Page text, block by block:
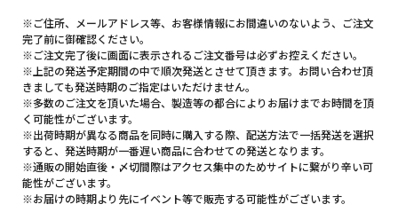
※ご住所、メールアドレス等、お客様情報にお間違いのないよう、ご注文
完了前に御確認ください。
※ご注文完了後に画面に表示されるご注文番号は必ずお控えください。
※上記の発送予定期間の中で順次発送とさせて頂きます。お問い合わせ頂
きましても発送時期のご指定はいただけません。
※多数のご注文を頂いた場合、製造等の都合によりお届けまでお時間を頂
く可能性がございます。
※出荷時期が異なる商品を同時に購入する際、配送方法で一括発送を選択
すると、発送時期が一番遅い商品に合わせての発送となります。
※通販の開始直後・〆切間際はアクセス集中のためサイトに繋がり辛い可
能性がございます。
※お届けの時期より先にイベント等で販売する可能性がございます。